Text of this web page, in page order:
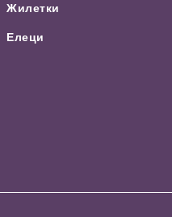
Жилетки
Елеци